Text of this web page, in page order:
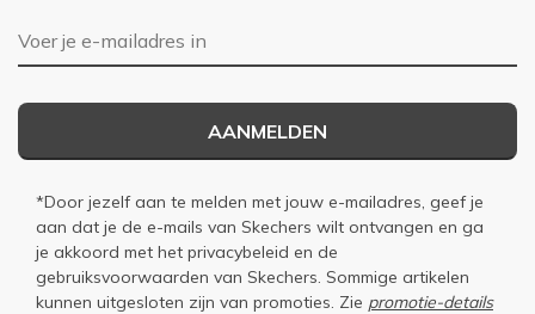
E-mailadres
AANMELDEN
*Door jezelf aan te melden met jouw e-mailadres, geef je
aan dat je de e-mails van Skechers wilt ontvangen en ga
je akkoord met het privacybeleid en de
gebruiksvoorwaarden van Skechers. Sommige artikelen
kunnen uitgesloten zijn van promoties. Zie promotie-details